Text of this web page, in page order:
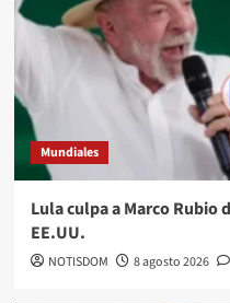
Mundiales
Lula culpa a Marco
EE.UU.
NOTISDOM 8 agosto 2026